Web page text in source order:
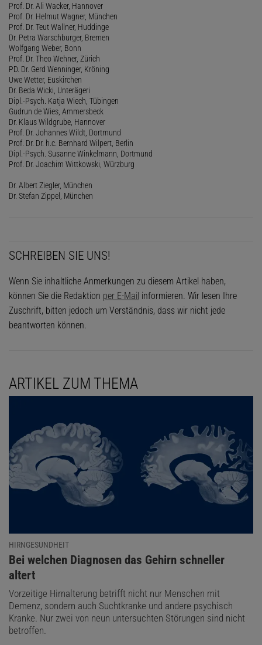
Prof. Dr. Ali Wacker, Hannover
Prof. Dr. Helmut Wagner, München
Prof. Dr. Teut Wallner, Huddinge
Dr. Petra Warschburger, Bremen
Wolfgang Weber, Bonn
Prof. Dr. Theo Wehner, Zürich
PD. Dr. Gerd Wenninger, Kröning
Uwe Wetter, Euskirchen
Dr. Beda Wicki, Unterägeri
Dipl.-Psych. Katja Wiech, Tübingen
Gudrun de Wies, Ammersbeck
Dr. Klaus Wildgrube, Hannover
Prof. Dr. Johannes Wildt, Dortmund
Prof. Dr. Dr. h.c. Bernhard Wilpert, Berlin
Dipl.-Psych. Susanne Winkelmann, Dortmund
Prof. Dr. Joachim Wittkowski, Würzburg
Dr. Albert Ziegler, München
Dr. Stefan Zippel, München
SCHREIBEN SIE UNS!
Wenn Sie inhaltliche Anmerkungen zu diesem Artikel haben,
können Sie die Redaktion per E-Mail informieren. Wir lesen Ihre
Zuschrift, bitten jedoch um Verständnis, dass wir nicht jede
beantworten können.
ARTIKEL ZUM THEMA
HIRNGESUNDHEIT
:
Bei welchen Diagnosen das Gehirn schneller
altert
Vorzeitige Hirnalterung betrifft nicht nur Menschen mit
Demenz, sondern auch Suchtkranke und andere psychisch
Kranke. Nur zwei von neun untersuchten Störungen sind nicht
betroffen.